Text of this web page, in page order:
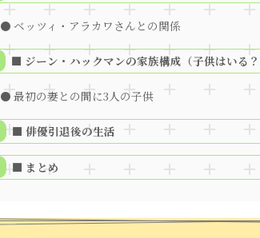
● ベッツィ・アラカワさんとの関係
■ ジーン・ハックマンの家族構成（子供はいる？
● 最初の妻との間に3人の子供
■ 俳優引退後の生活
■ まとめ